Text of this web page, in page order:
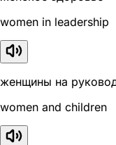
women in leadership
женщины на
women and children